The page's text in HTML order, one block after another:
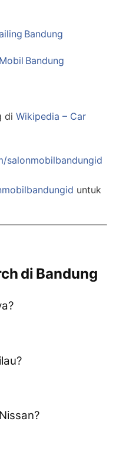
Bandung
Bandung
di Wikipedia – Car
salonmobilbandungid
untuk
di Bandung